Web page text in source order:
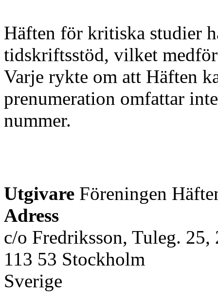
Häften för kritiska studier
tidskriftsstöd, vilket
Varje rykte om att Häften
prenumeration omfattar
nummer.
Utgivare Föreningen
Adress
c/o Fredriksson, Tuleg. 25,
113 53 Stockholm
Sverige